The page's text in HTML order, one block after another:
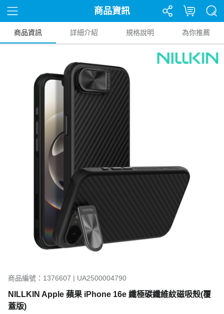
商品資訊
商品資訊 詳細介紹 規格說明 為你推薦
商品編號：1376607 | UA2500004790
NILLKIN Apple 蘋果 iPhone 16e 纖極碳纖維紋磁吸殼(覆
蓋版)